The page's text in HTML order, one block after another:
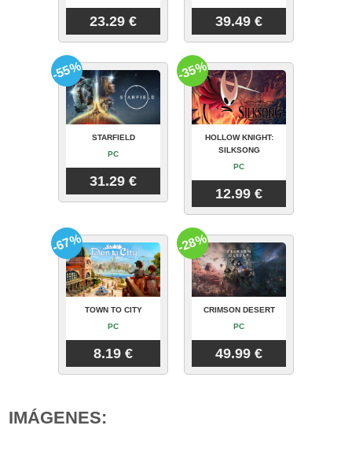
23.29 € 39.49 €
STARFIELD
PC
31.29 €
-55%
HOLLOW KNIGHT:
SILKSONG
PC
12.99 €
-35%
TOWN TO CITY
PC
8.19 €
-67%
CRIMSON DESERT
PC
49.99 €
-28%
IMÁGENES: